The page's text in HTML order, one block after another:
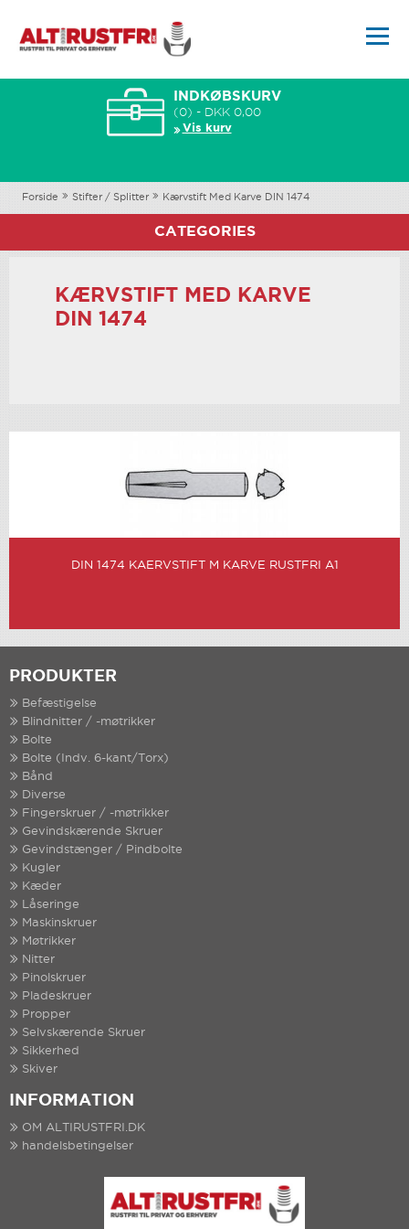
INDKØBSKURV
(0) - DKK 0,00
Vis kurv
Forside Stifter / Splitter Kærvstift Med Karve DIN 1474
CATEGORIES
KÆRVSTIFT MED KARVE
DIN 1474
DIN 1474 KAERVSTIFT M KARVE RUSTFRI A1
PRODUKTER
Befæstigelse
Blindnitter / -møtrikker
Bolte
Bolte (Indv. 6-kant/Torx)
Bånd
Diverse
Fingerskruer / -møtrikker
Gevindskærende Skruer
Gevindstænger / Pindbolte
Kugler
Kæder
Låseringe
Maskinskruer
Møtrikker
Nitter
Pinolskruer
Pladeskruer
Propper
Selvskærende Skruer
Sikkerhed
Skiver
INFORMATION
OM ALTIRUSTFRI.DK
handelsbetingelser